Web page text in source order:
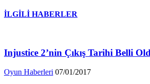
İLGİLİ HABERLER
Injustice 2’nin Çıkış Tarihi Belli
Oyun Haberleri 07/01/2017